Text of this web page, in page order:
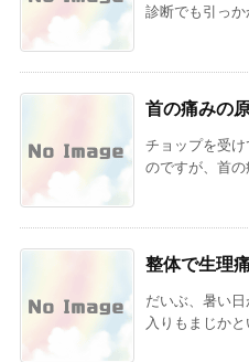
診断でも引っ
首の痛みの
チョップを受
のですが、首の
整体で生理
だいぶ、暑い
入りもまじか